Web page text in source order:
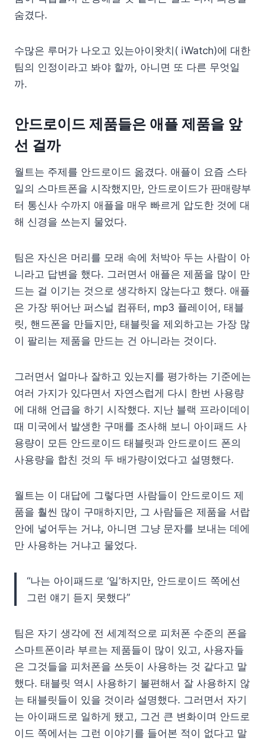
숨겼다.
수많은 루머가 나오고 있는아이왓치( iWatch)에 대한
팀의 인정이라고 봐야 할까, 아니면 또 다른 무엇일
까.
안드로이드 제품들은 애플 제품을 앞
선 걸까
월트는 주제를 안드로이드 옮겼다. 애플이 요즘 스타
일의 스마트폰을 시작했지만, 안드로이드가 판매량부
터 통신사 수까지 애플을 매우 빠르게 압도한 것에 대
해 신경을 쓰는지 물었다.
팀은 자신은 머리를 모래 속에 처박아 두는 사람이 아
니라고 답변을 했다. 그러면서 애플은 제품을 많이 만
드는 걸 이기는 것으로 생각하지 않는다고 했다. 애플
은 가장 뛰어난 퍼스널 컴퓨터, mp3 플레이어, 태블
릿, 핸드폰을 만들지만, 태블릿을 제외하고는 가장 많
이 팔리는 제품을 만드는 건 아니라는 것이다.
그러면서 얼마나 잘하고 있는지를 평가하는 기준에는
여러 가지가 있다면서 자연스럽게 다시 한번 사용량
에 대해 언급을 하기 시작했다. 지난 블랙 프라이데이
때 미국에서 발생한 구매를 조사해 보니 아이패드 사
용량이 모든 안드로이드 태블릿과 안드로이드 폰의
사용량을 합친 것의 두 배가량이었다고 설명했다.
월트는 이 대답에 그렇다면 사람들이 안드로이드 제
품을 훨씬 많이 구매하지만, 그 사람들은 제품을 서랍
안에 넣어두는 거냐, 아니면 그냥 문자를 보내는 데에
만 사용하는 거냐고 물었다.
“나는 아이패드로 ‘일’하지만, 안드로이드 쪽에선
그런 얘기 듣지 못했다”
팀은 자기 생각에 전 세계적으로 피처폰 수준의 폰을
스마트폰이라 부르는 제품들이 많이 있고, 사용자들
은 그것들을 피처폰을 쓰듯이 사용하는 것 같다고 말
했다. 태블릿 역시 사용하기 불편해서 잘 사용하지 않
는 태블릿들이 있을 것이라 설명했다. 그러면서 자기
는 아이패드로 일하게 됐고, 그건 큰 변화이며 안드로
이드 쪽에서는 그런 이야기를 들어본 적이 없다고 말